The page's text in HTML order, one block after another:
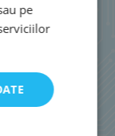
pe